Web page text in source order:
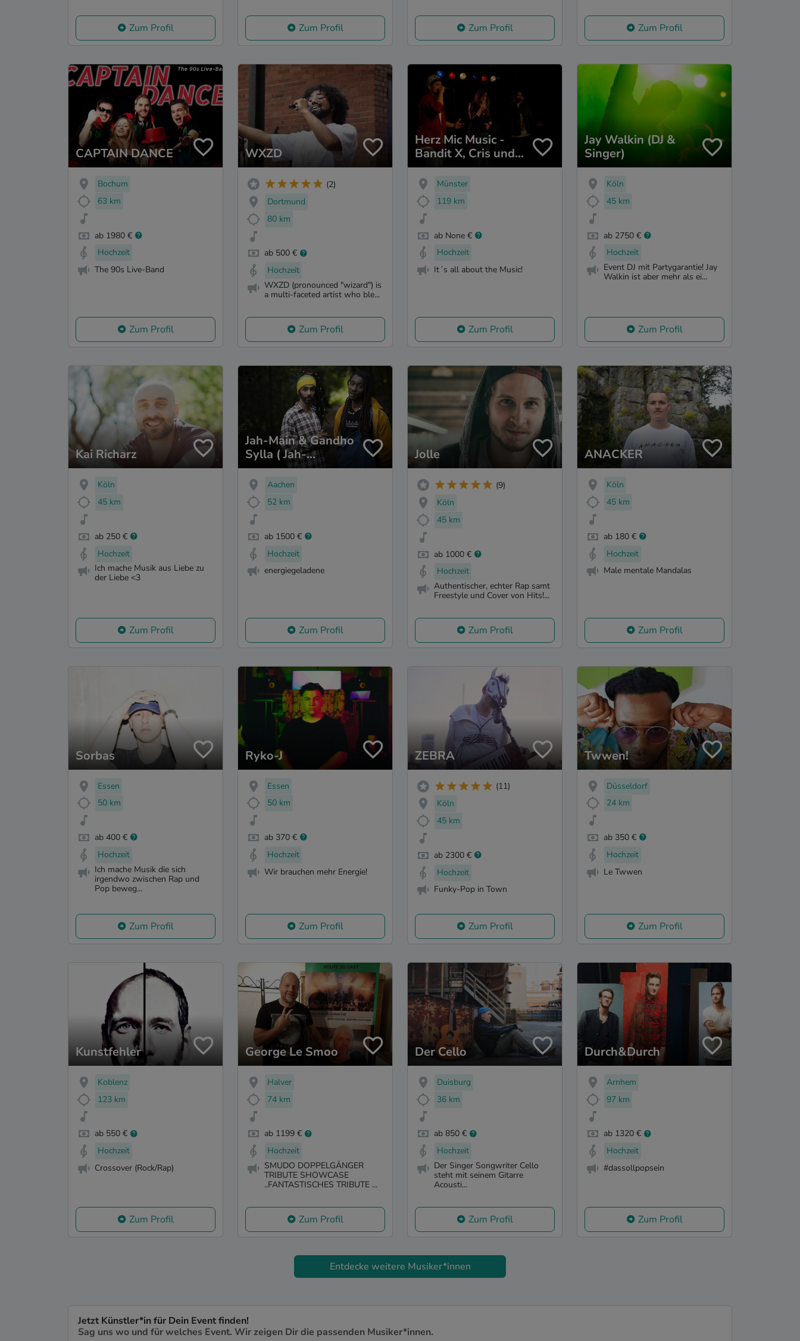
Zum Profil Zum Profil Zum Profil Zum Profil
CAPTAIN DANCE
Bochum
63 km
ab 1980 €
Hochzeit
The 90s Live-Band
Zum Profil
WXZD
(2)
Dortmund
80 km
ab 500 €
Hochzeit
WXZD (pronounced "wizard") is
a multi-faceted artist who ble...
Zum Profil
Herz Mic Music -
Bandit X, Cris und
Cadey
Münster
119 km
ab None €
Hochzeit
It´s all about the Music!
Zum Profil
Jay Walkin (DJ &
Singer)
Köln
45 km
ab 2750 €
Hochzeit
Event DJ mit Partygarantie! Jay
Walkin ist aber mehr als ei...
Zum Profil
Kai Richarz
Köln
45 km
ab 250 €
Hochzeit
Ich mache Musik aus Liebe zu
der Liebe <3
Zum Profil
Jah-Main & Gandho
Sylla ( Jah-
Productions)
Aachen
52 km
ab 1500 €
Hochzeit
energiegeladene
Zum Profil
Jolle
(9)
Köln
45 km
ab 1000 €
Hochzeit
Authentischer, echter Rap samt
Freestyle und Cover von Hits!...
Zum Profil
ANACKER
Köln
45 km
ab 180 €
Hochzeit
Male mentale Mandalas
Zum Profil
Sorbas
Essen
50 km
ab 400 €
Hochzeit
Ich mache Musik die sich
irgendwo zwischen Rap und
Pop beweg...
Zum Profil
Ryko-J
Essen
50 km
ab 370 €
Hochzeit
Wir brauchen mehr Energie!
Zum Profil
ZEBRA
(11)
Köln
45 km
ab 2300 €
Hochzeit
Funky-Pop in Town
Zum Profil
Twwen!
Düsseldorf
24 km
ab 350 €
Hochzeit
Le Twwen
Zum Profil
Kunstfehler
Koblenz
123 km
ab 550 €
Hochzeit
Crossover (Rock/Rap)
Zum Profil
George Le Smoo
Halver
74 km
ab 1199 €
Hochzeit
SMUDO DOPPELGÄNGER
TRIBUTE SHOWCASE
..FANTASTISCHES TRIBUTE ...
Zum Profil
Der Cello
Duisburg
36 km
ab 850 €
Hochzeit
Der Singer Songwriter Cello
steht mit seinem Gitarre
Acousti...
Zum Profil
Durch&Durch
Arnhem
97 km
ab 1320 €
Hochzeit
#dassollpopsein
Zum Profil
Entdecke weitere Musiker*innen
Jetzt Künstler*in für Dein Event finden!
Sag uns wo und für welches Event. Wir zeigen Dir die passenden Musiker*innen.